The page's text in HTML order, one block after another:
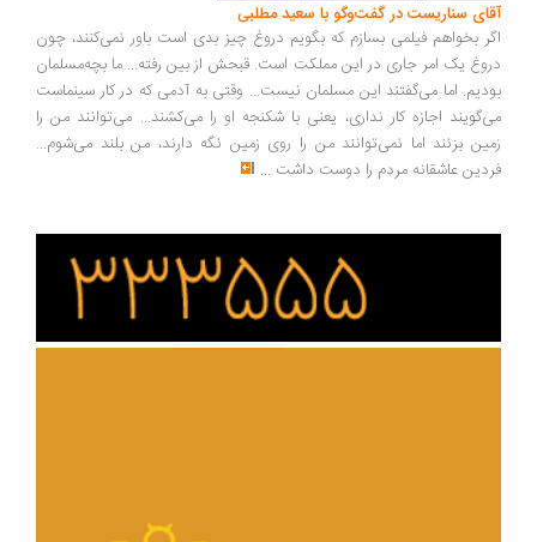
سناریست در گفت‌وگو با سعید مطلبی
بخواهم فیلمی بسازم که بگویم دروغ چیز بدی است باور نمی‌کنند، چون
یک امر جاری در این مملکت است. قبحش از بین رفته... ما بچه‌مسلمان
اما می‌گفتند این مسلمان نیست... وقتی به آدمی که در کار سینماست
اجازه کار نداری، یعنی با شکنجه او را می‌کشند... می‌توانند من را
بزنند اما نمی‌توانند من را روی زمین نگه دارند، من بلند می‌شوم...
عاشقانه مردم را دوست داشت ...